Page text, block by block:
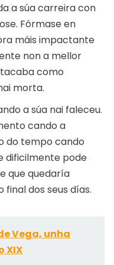
a súa carreira con
Fórmase en
máis impactante
non a mellor
como
morta.
a súa nai faleceu.
cando a
do tempo cando
dificilmente pode
que quedaría
dos seus días.
Vega, unha
XIX